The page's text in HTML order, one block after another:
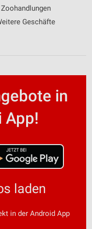
Zoohandlungen
Geschäfte
in
App!
laden
in der Android App